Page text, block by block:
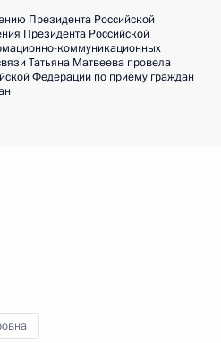
Президента Российской
Президента Российской
коммуникационных
Татьяна Матвеева провела
Федерации по приёму граждан